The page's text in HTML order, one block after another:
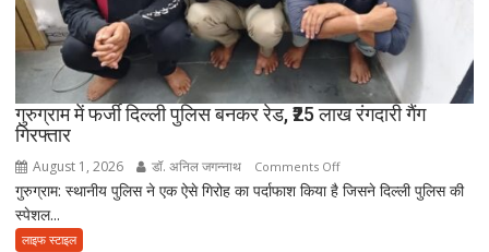
चिता
पर
अकेले
विदा
हो
वृद्धाश्रम
गुरुग्राम में फर्जी दिल्ली पुलिस बनकर रेड, ₹25 लाख रंगदारी गैंग
गिरफ्तार
August 1, 2026 डॉ. अनिल जगन्नाथ Comments Offon
गुरुग्राम
गुरुग्राम: स्थानीय पुलिस ने एक ऐसे गिरोह का पर्दाफाश किया है जिसने दिल्ली पुलिस की
स्पेशल...
लाइफ स्टाइल